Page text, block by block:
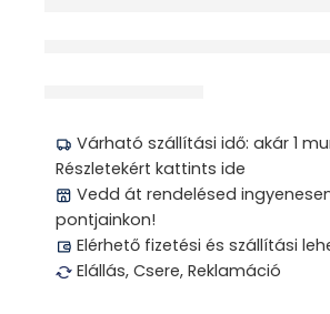
Várható szállítási idő: akár 1
Részletekért kattints ide
Vedd át rendelésed
pontjainkon!
Elérhető fizetési és szállítási
Elállás, Csere, Reklamáció